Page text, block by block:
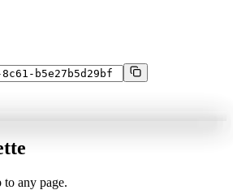
to any page.